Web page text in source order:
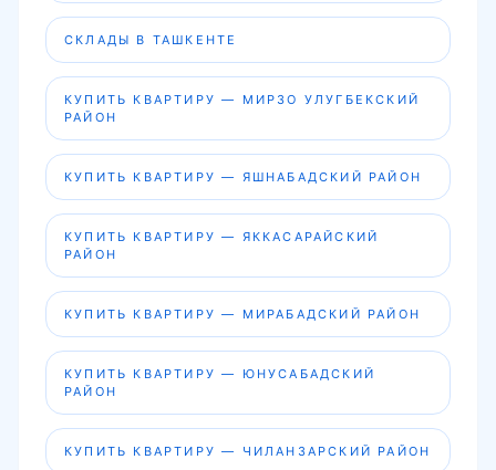
СКЛАДЫ В ТАШКЕНТЕ
КУПИТЬ КВАРТИРУ — МИРЗО УЛУГБЕКСКИЙ
РАЙОН
КУПИТЬ КВАРТИРУ — ЯШНАБАДСКИЙ РАЙОН
КУПИТЬ КВАРТИРУ — ЯККАСАРАЙСКИЙ
РАЙОН
КУПИТЬ КВАРТИРУ — МИРАБАДСКИЙ РАЙОН
КУПИТЬ КВАРТИРУ — ЮНУСАБАДСКИЙ
РАЙОН
КУПИТЬ КВАРТИРУ — ЧИЛАНЗАРСКИЙ РАЙОН